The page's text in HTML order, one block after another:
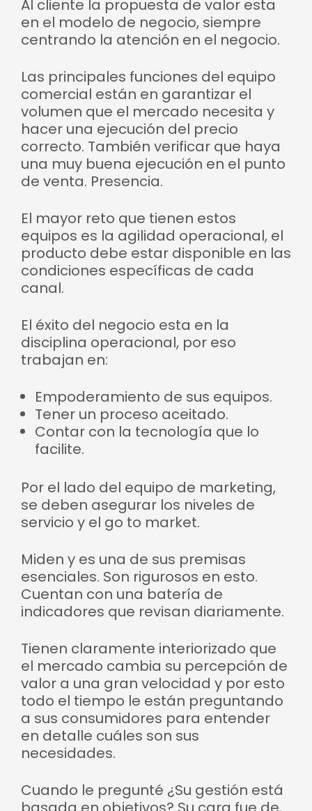
Al cliente la propuesta de valor esta
en el modelo de negocio, siempre
centrando la atención en el negocio.
Las principales funciones del equipo
comercial están en garantizar el
volumen que el mercado necesita y
hacer una ejecución del precio
correcto. También verificar que haya
una muy buena ejecución en el punto
de venta. Presencia.
El mayor reto que tienen estos
equipos es la agilidad operacional, el
producto debe estar disponible en las
condiciones específicas de cada
canal.
El éxito del negocio esta en la
disciplina operacional, por eso
trabajan en:
Empoderamiento de sus equipos.
Tener un proceso aceitado.
Contar con la tecnología que lo
facilite.
Por el lado del equipo de marketing,
se deben asegurar los niveles de
servicio y el go to market.
Miden y es una de sus premisas
esenciales. Son rigurosos en esto.
Cuentan con una batería de
indicadores que revisan diariamente.
Tienen claramente interiorizado que
el mercado cambia su percepción de
valor a una gran velocidad y por esto
todo el tiempo le están preguntando
a sus consumidores para entender
en detalle cuáles son sus
necesidades.
Cuando le pregunté ¿Su gestión está